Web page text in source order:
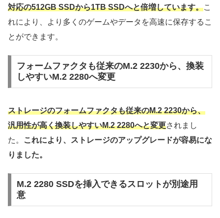
対応の512GB SSDから1TB SSDへと倍増しています。こ
れにより、より多くのゲームやデータを高速に保存するこ
とができます。
フォームファクタも従来のM.2 2230から、換装
しやすいM.2 2280へ変更
ストレージのフォームファクタも従来のM.2 2230から、
汎用性が高く換装しやすいM.2 2280へと変更されまし
た。
これにより、ストレージのアップグレードが容易にな
りました。
M.2 2280 SSDを挿入できるスロットが別途用
意